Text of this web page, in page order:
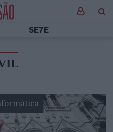
SE7E